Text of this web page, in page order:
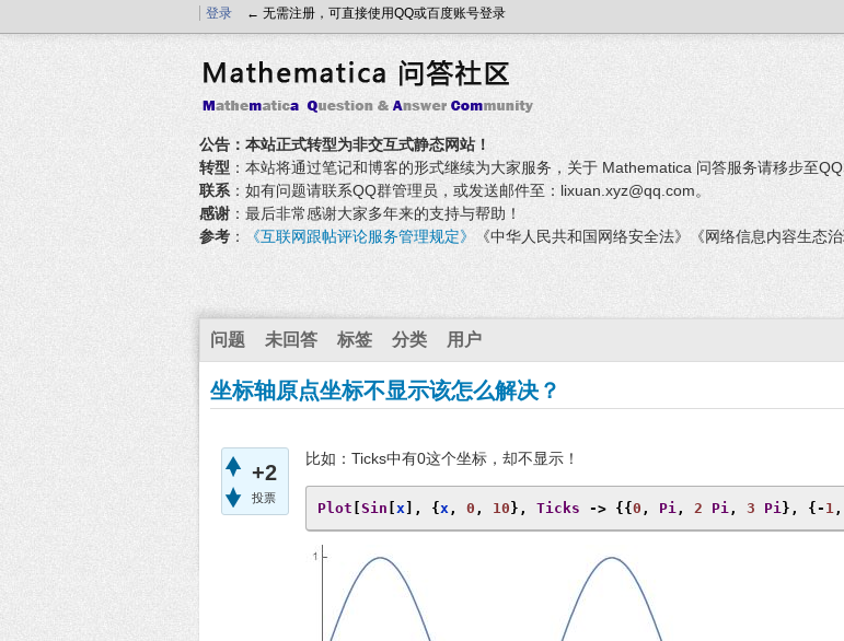
登录 ← 无需注册，可直接使用QQ或百度账号登录
公告：本站正式转型为非交互式静态网站！
转型 ：本站将通过笔记和博客的形式继续为大家服务，关于 Mathematica 问答服务请移步至QQ
联系 ：如有问题请联系QQ群管理员，或发送邮件至：lixuan.xyz@qq.com。
感谢 ：最后非常感谢大家多年来的支持与帮助！
参考 ： 《互联网跟帖评论服务管理规定》 《中华人民共和国网络安全法》《网络信息内容生态
问题 未回答 标签 分类 用户
坐标轴原点坐标不显示该怎么解决？
+2
投票
比如：Ticks中有0这个坐标，却不显示！
Plot Sin x ], { x , 0 , 10 }, Ticks -> {{ 0 , Pi , 2 Pi , 3 Pi}, {- 1 ,